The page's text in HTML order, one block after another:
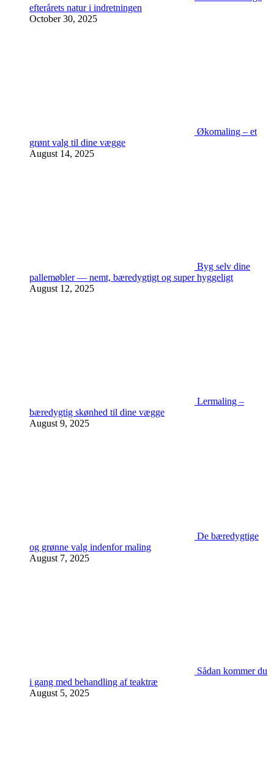
efterårets natur i indretningen
October 30, 2025
Økomaling – et
grønt valg til dine vægge
August 14, 2025
Byg selv dine
pallemøbler — nemt, bæredygtigt og super hyggeligt
August 12, 2025
Lermaling –
bæredygtig skønhed til dine vægge
August 9, 2025
De bæredygtige
og grønne valg indenfor maling
August 7, 2025
Sådan kommer du
i gang med behandling af teaktræ
August 5, 2025